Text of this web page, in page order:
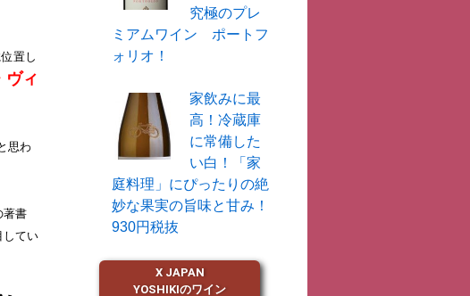
置し
ヴィ
思わ
著書
してい
究極のプレ
ミアムワイン ポートフ
ォリオ！
家飲みに最
高！冷蔵庫
に常備した
い白！「家
庭料理」にぴったりの絶
妙な果実の旨味と甘み！
930円税抜